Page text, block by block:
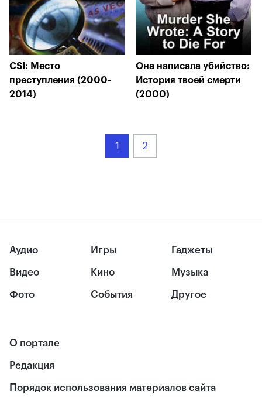
CSI: Место
преступления (2000-
2014)
Она написала убийство:
История твоей смерти
(2000)
1 2
Аудио
Видео
Фото
Игры
Кино
События
Гаджеты
Музыка
Другое
О портале
Редакция
Порядок использования материалов сайта